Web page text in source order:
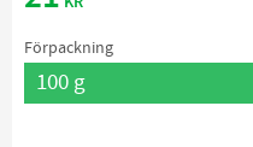
Förpackning